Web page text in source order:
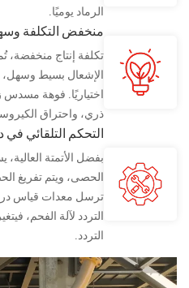
الرماد يوميًا.
منخفض التكلفة
تكلفة إنتاج
الإشعال بسيط وسهل،
اختياريًا. فوهة مسدس
ذري، واحتراق
التحكم التلقائي
بفضل الأتمتة
الحصى، ويتم تفريغ
ترسل معدات قياس
التردد لآلة الفحم،
التردد.